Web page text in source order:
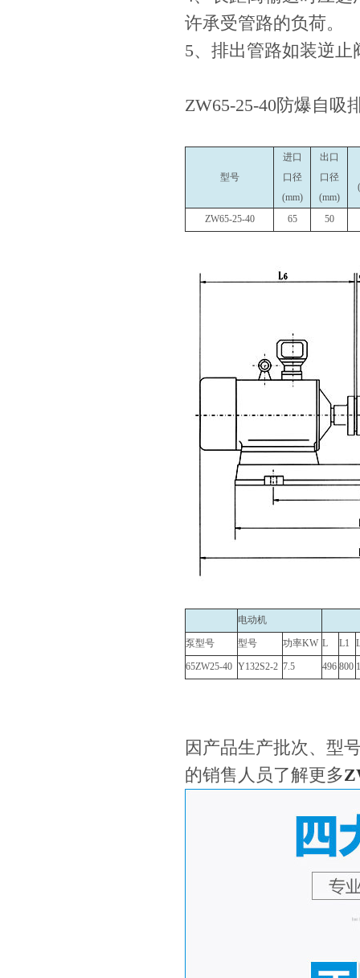
许承受管路的负荷。
5、排出管路如装逆
ZW65-25-40防爆自吸
型号
进口
口径
(mm)
出口
口径
(mm)
ZW65-25-40 65 50
电动机
泵型号 型号 功率KW L L1
65ZW25-40 Y132S2-2 7.5 496 800
因产品生产批次、型
的销售人员了解更多